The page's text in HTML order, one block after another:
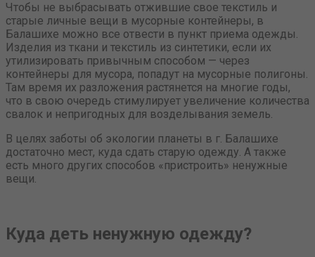
Чтобы не выбрасывать отжившие свое текстиль и
старые личные вещи в мусорные контейнеры, в
Балашихе можно все отвести в пункт приема одежды.
Изделия из ткани и текстиль из синтетики, если их
утилизировать привычным способом — через
контейнеры для мусора, попадут на мусорные полигоны.
Там время их разложения растянется на многие годы,
что в свою очередь стимулирует увеличение количества
свалок и непригодных для возделывания земель.
В целях заботы об экологии планеты в г. Балашихе
достаточно мест, куда сдать старую одежду. А также
есть много других способов «пристроить» ненужные
вещи.
Куда деть ненужную одежду?